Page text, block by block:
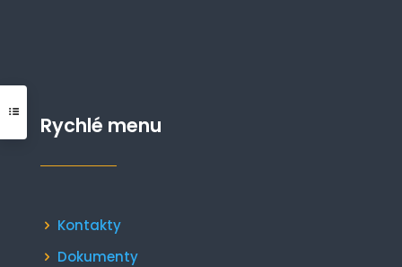
Rychlé menu
Kontakty
Dokumenty